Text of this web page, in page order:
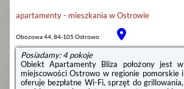
szafę i telewizor z płaskim ekranem. W
każdym pokoju znajduje się czajnik oraz
prywatna łazienka z prysznicem, ...
apartamenty - mieszkania wOstrowie
Obozowa 44, 84-105 Ostrowo
Posiadamy: 4 pokoje
Obiekt Apartamenty Bliza położony jest w
miejscowości Ostrowo w regionie pomorskie i
oferuje bezpłatne Wi-Fi, sprzęt do grillowania,